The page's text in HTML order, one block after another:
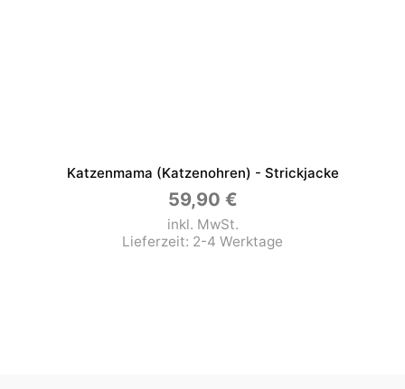
Katzenmama (Katzenohren) - Strickjacke
59,90 €
inkl. MwSt.
Lieferzeit: 2-4 Werktage